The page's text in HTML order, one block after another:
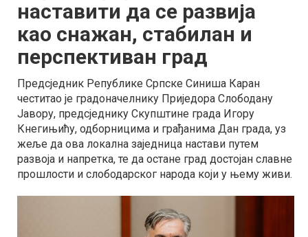
наставити да се развија
као снажан, стабилан и
перспективан град
Предсједник Републике Српске Синиша Каран
честитао је градоначелнику Приједора Слободану
Јавору, предсједнику Скупштине града Игору
Кнегињићу, одборницима и грађанима Дан града, уз
жеље да ова локална заједница настави путем
развоја и напретка, те да остане град достојан славне
прошлости и слободарског народа који у њему живи.